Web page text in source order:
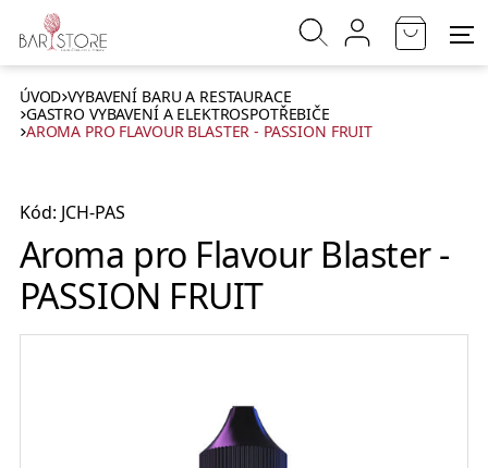
ÚVOD VYBAVENÍ BARU A RESTAURACE
GASTRO VYBAVENÍ A ELEKTROSPOTŘEBIČE
AROMA PRO FLAVOUR BLASTER - PASSION FRUIT
Kód: JCH-PAS
Aroma pro Flavour Blaster -
PASSION FRUIT